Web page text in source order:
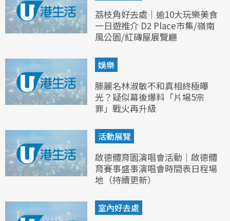
荔枝角好去處｜逾10大玩樂美食
一日遊推介 D2 Place市集/嶺南
風公園/紅磚屋展覽廳
娛樂
滕麗名林淑敏不和真相終極曝
光？疑似幕後爆料「片場5宗
罪」戰火再升級
活動展覽
啟德體育園演唱會活動｜啟德體
育賽事盛事演唱會時間表日程場
地（持續更新）
室內好去處